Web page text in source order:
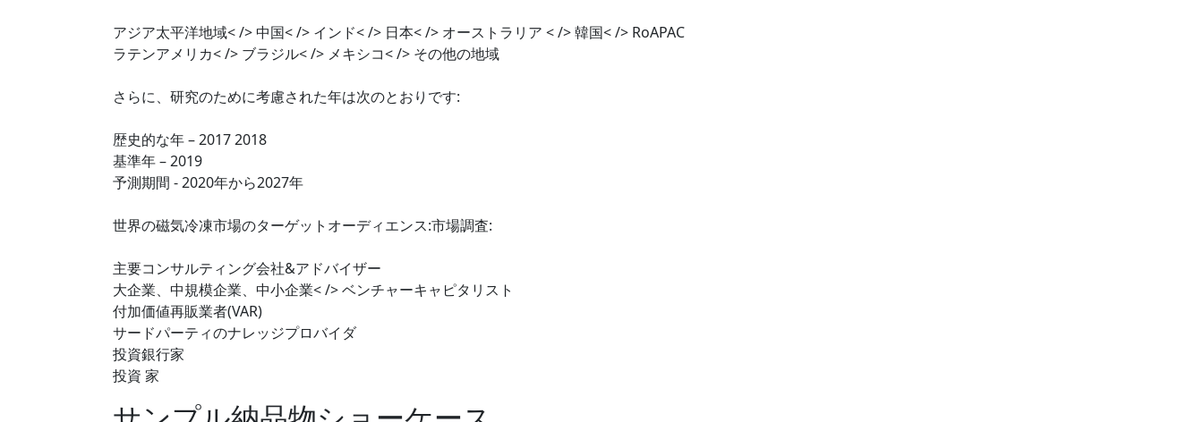
アジア太平洋地域< /> 中国< /> インド< /> 日本< /> オーストラリア < /> 韓国< /> RoAPAC
ラテンアメリカ< /> ブラジル< /> メキシコ< /> その他の地域
さらに、研究のために考慮された年は次のとおりです:
歴史的な年 – 2017 2018
基準年 – 2019
予測期間 - 2020年から2027年
世界の磁気冷凍市場のターゲットオーディエンス:市場調査:
主要コンサルティング会社&アドバイザー
大企業、中規模企業、中小企業< /> ベンチャーキャピタリスト
付加価値再販業者(VAR)
サードパーティのナレッジプロバイダ
投資銀行家
投資 家